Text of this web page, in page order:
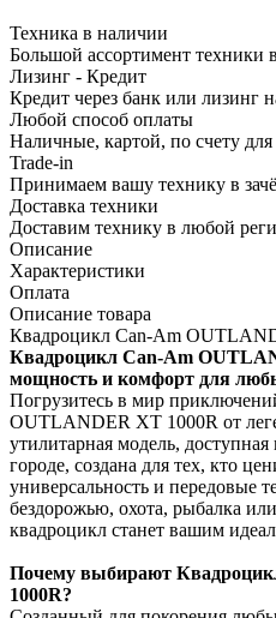
Техника в наличии
Большой ассортимент техники
Лизинг - Кредит
Кредит через банк или лизинг
Любой способ оплаты
Наличные, картой, по счету
Trade-in
Принимаем вашу технику в
Доставка техники
Доставим технику в любой
Описание
Характеристики
Оплата
Описание товара
Квадроцикл Can-Am
Квадроцикл Can-Am
мощность и комфорт для
Погрузитесь в мир
OUTLANDER XT 1000R от
утилитарная модель,
городе, создана для тех, кто
универсальность и передовые
бездорожью, охота, рыбалка
квадроцикл станет вашим
Почему выбирают
1000R?